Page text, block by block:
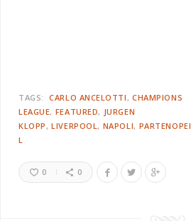
TAGS: CARLO ANCELOTTI
CHAMPIONS
LEAGUE FEATURED
JURGEN
KLOPP
LIVERPOOL NAPOLI PARTENOPEI
L
0 0